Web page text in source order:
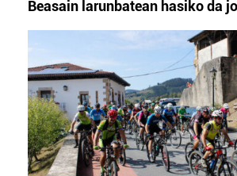
Beasain larunbatean hasiko da